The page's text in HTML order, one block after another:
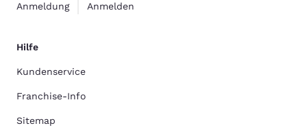
Anmeldung Anmelden
Hilfe
Kundenservice
Franchise-Info
Sitemap